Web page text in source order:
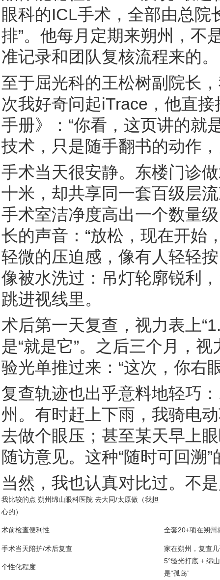
眼科的ICL手术，全部由总院
排”。他每月定期来朔州，不
准记录和团队复核流程来的。
至于屈光科的王松树副院长
次我好奇问起iTrace，他直
手册》：“你看，这页讲的就
技术，只是随手翻书的动作
手术当天很安静。东楼门诊
十米，却共享同一套百级层
手术室洁净度高出一个数量
长的声音：“放松，现在开始
轻微的压迫感，像有人轻轻
像被水洗过：吊灯轮廓锐利
跳进视线里。
术后第一天复查，视力表上
是“就是它”。之后三个月，
验光单推过来：“这次，你右
复查轨迹也出乎意料地轻巧
州。有时赶上下雨，我骑电
去做个眼压；甚至某天早上
随访意见。这种“随时可回溯
当然，我也认真对比过。不
我比较的点 朔州绵山眼科医院 去大同/太原做（我担
心的）
术前检查便利性 全套20+项在朔州
手术当天陪护/术后复查 家在朔州，复查
个性化程度
5°验光打底 + 绵
是“孤岛”